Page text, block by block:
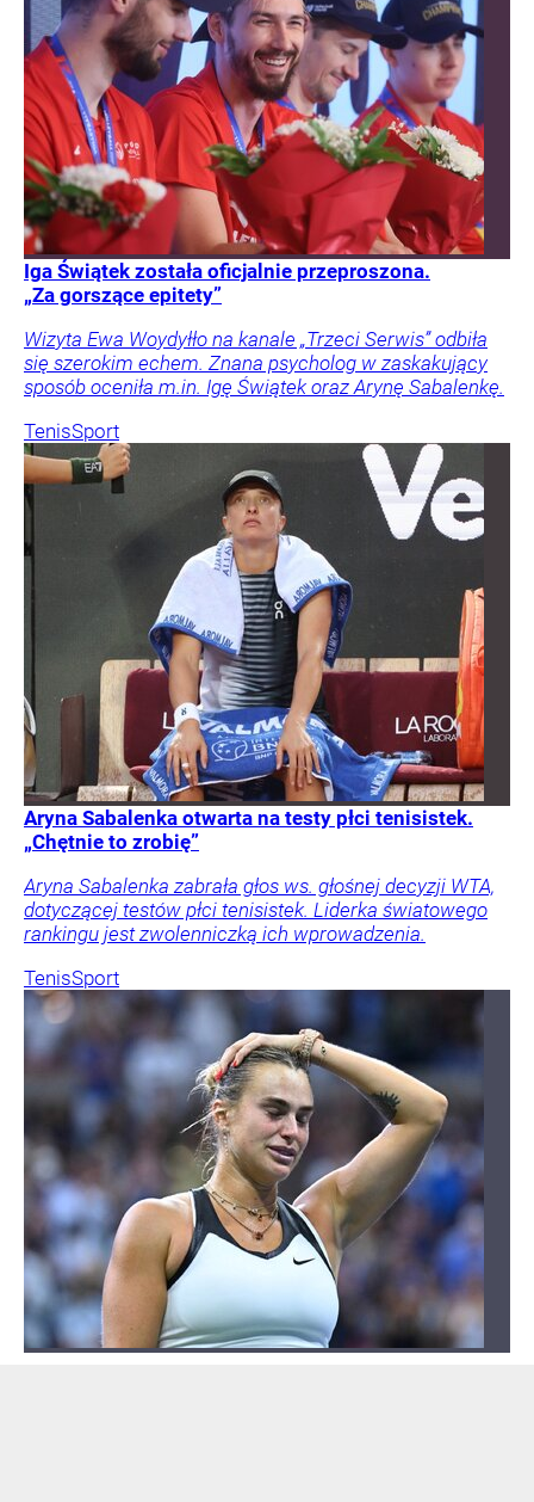
Iga Świątek została oficjalnie przeproszona.
„Za gorszące epitety”
Wizyta Ewa Woydyłło na kanale „Trzeci Serwis” odbiła
się szerokim echem. Znana psycholog w zaskakujący
sposób oceniła m.in. Igę Świątek oraz Arynę Sabalenkę.
TenisSport
Aryna Sabalenka otwarta na testy płci tenisistek.
„Chętnie to zrobię”
Aryna Sabalenka zabrała głos ws. głośnej decyzji WTA,
dotyczącej testów płci tenisistek. Liderka światowego
rankingu jest zwolenniczką ich wprowadzenia.
TenisSport